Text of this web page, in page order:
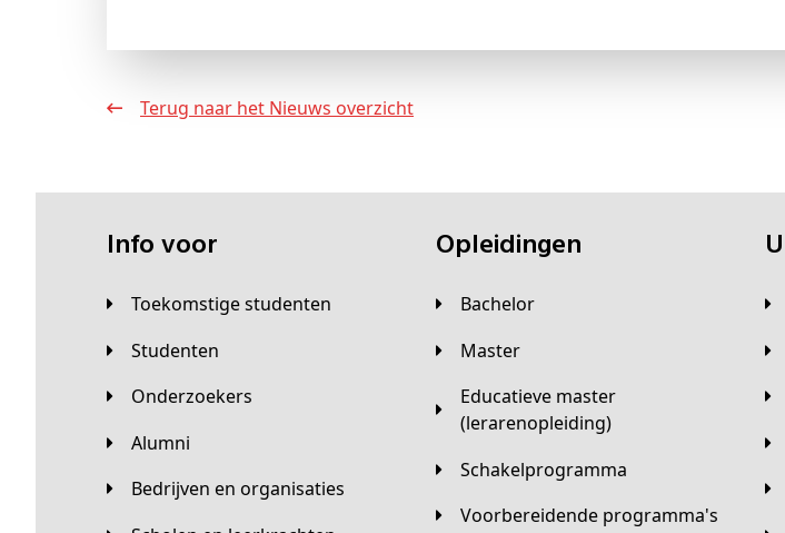
Terug naar het Nieuws overzicht
Info voor
Toekomstige studenten
Studenten
Onderzoekers
Alumni
Bedrijven en organisaties
Opleidingen
Bachelor
Master
Educatieve master
(lerarenopleiding)
Schakelprogramma
Voorbereidende programma's